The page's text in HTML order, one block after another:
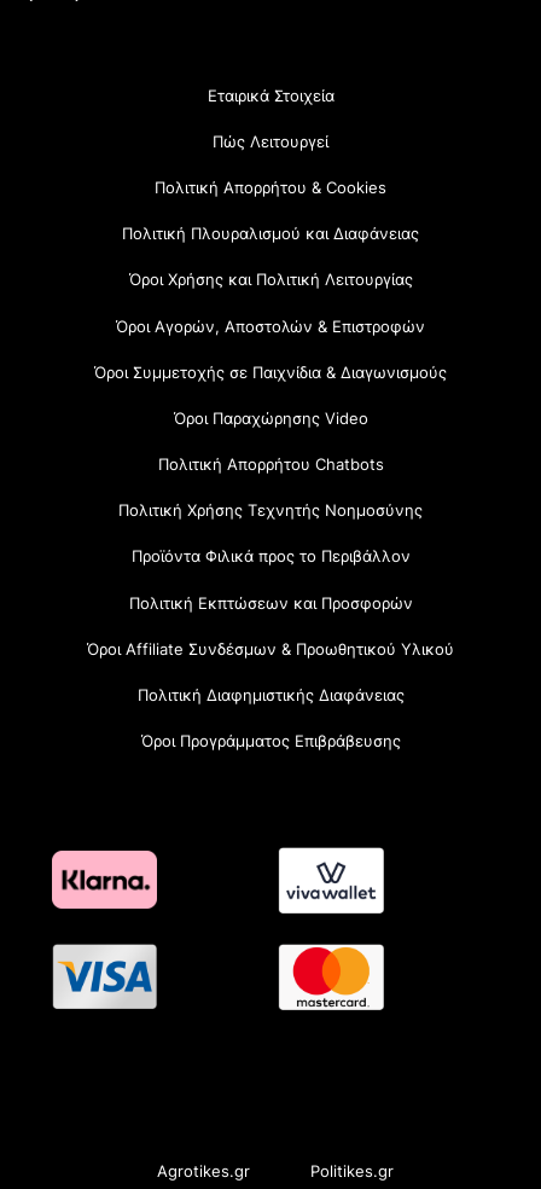
Εταιρικά Στοιχεία
Πώς Λειτουργεί
Πολιτική Απορρήτου & Cookies
Πολιτική Πλουραλισμού και Διαφάνειας
Όροι Χρήσης και Πολιτική Λειτουργίας
Όροι Αγορών, Αποστολών & Επιστροφών
Όροι Συμμετοχής σε Παιχνίδια & Διαγωνισμούς
Όροι Παραχώρησης Video
Πολιτική Απορρήτου Chatbots
Πολιτική Χρήσης Τεχνητής Νοημοσύνης
Προϊόντα Φιλικά προς το Περιβάλλον
Πολιτική Εκπτώσεων και Προσφορών
Όροι Affiliate Συνδέσμων & Προωθητικού Υλικού
Πολιτική Διαφημιστικής Διαφάνειας
Όροι Προγράμματος Επιβράβευσης
Agrotikes.gr Politikes.gr